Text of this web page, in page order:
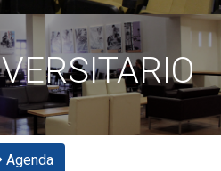
Agenda